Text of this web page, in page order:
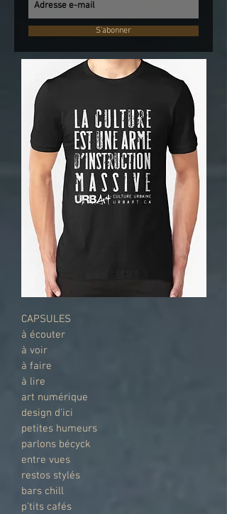
S'abonner
CAPSULES
à écouter
à voir
à faire
à lire
art numérique
design d'ici
petites humeurs
parlons bécyck
entre vues
restos stylés
bars chill
p'tits cafés